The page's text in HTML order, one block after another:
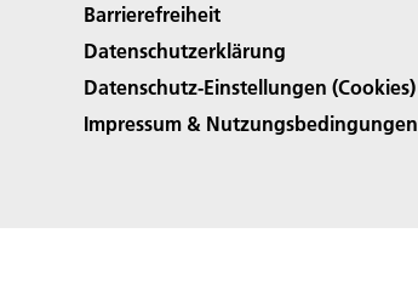
Barrierefreiheit
Datenschutzerklärung
Datenschutz-Einstellungen (Cookies)
Impressum & Nutzungsbedingungen